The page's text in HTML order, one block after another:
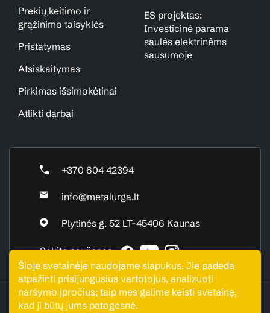
+370 604 42394
info@metalurga.lt
Plytinės g. 52 LT-45406 Kaunas
Sekite naujienas:
Šioje svetainėje naudojame slapukus. Jie padeda
atpažinti prisijungusius vartotojus, analizuoti
naršymo įpročius; taip mes galime keisti svetainę,
kad ji būtų jums patogesnė.
Prekių keitimo ir
grąžinimo taisyklės
Pristatymas
Atsiskaitymas
Pirkimas išsimokėtinai
Atlikti darbai
ES projektas:
Investicinė parama
saulės elektrinėms
sausumoje
UAB "Metalurga". Visos teisės saugomos © 2026